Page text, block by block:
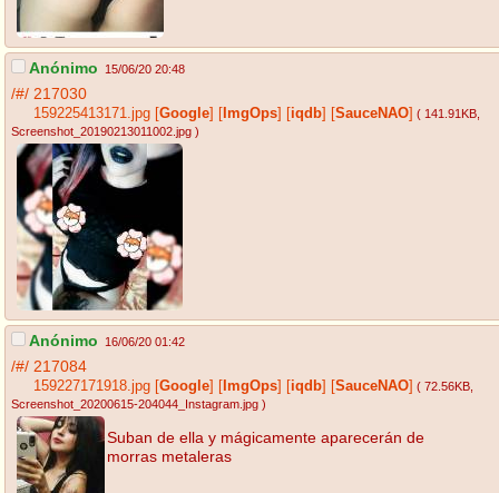
Anónimo 15/06/20 20:48
/#/ 217030
159225413171.jpg [Google] [ ImgOps] [iqdb] [SauceNAO] ( 141.91KB
Screenshot_20190213011002.jpg )
Anónimo 16/06/20 01:42
/#/ 217084
159227171918.jpg [Google] [ ImgOps] [iqdb] [SauceNAO] ( 72.56KB
Screenshot_20200615-204044_Instagram.jpg )
Suban de ella y mágicamente aparecerán de
morras metaleras